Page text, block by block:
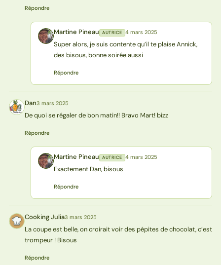
Répondre
MP Martine Pineau AUTRICE 4 mars 2025
Super alors, je suis contente qu’il te plaise Annick,
des bisous, bonne soirée aussi
Répondre
D Dan3 mars 2025
De quoi se régaler de bon matin!! Bravo Mart! bizz
Répondre
MP Martine Pineau AUTRICE 4 mars 2025
Exactement Dan, bisous
Répondre
CJ Cooking Julia3 mars 2025
La coupe est belle, on croirait voir des pépites de chocolat, c’est
trompeur ! Bisous
Répondre